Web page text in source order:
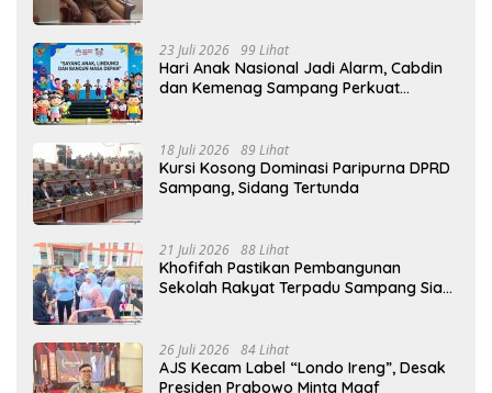
23 Juli 2026 99 Lihat
Hari Anak Nasional Jadi Alarm, Cabdin
dan Kemenag Sampang Perkuat
18 Juli 2026 89 Lihat
Kursi Kosong Dominasi Paripurna DPRD
Sampang, Sidang Tertunda
21 Juli 2026 88 Lihat
Khofifah Pastikan Pembangunan
Sekolah Rakyat Terpadu Sampang Siap
26 Juli 2026 84 Lihat
AJS Kecam Label “Londo Ireng”, Desak
Presiden Prabowo Minta Maaf